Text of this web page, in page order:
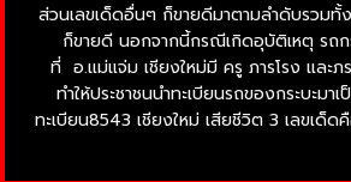
ส่วนเลขเด็ดอื่นๆ ก็ขายดีมาตามลำดับรวมทั้
ก็ขายดี นอกจากนี้กรณีเกิดอุบัติเหตุ รถก
ที่ อ.แม่แจ่ม เชียงใหม่มี ครู ภารโรง และ
ทำให้ประชาชนนำทะเบียนรถของกระบะมา
ทะเบียน8543 เชียงใหม่ เสียชีวิต 3 เลขเด็